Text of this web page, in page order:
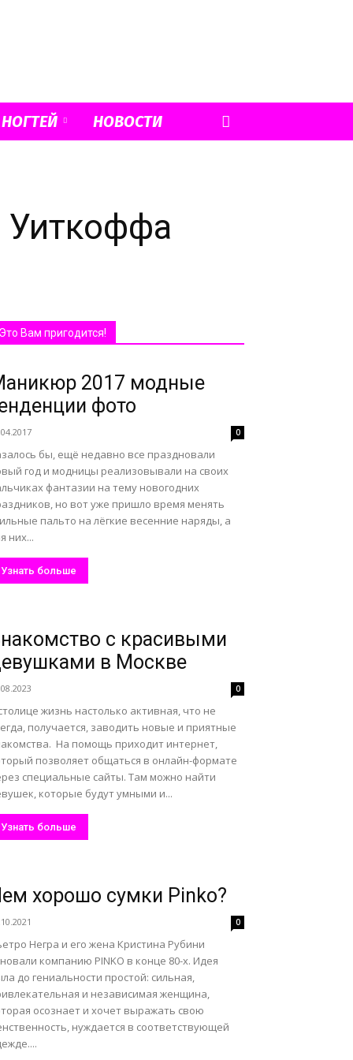
НОВОСТИ
Уиткоффа
Это Вам пригодится!
2017 модные
фото
0
бы, ещё недавно все праздновали
год и модницы реализовывали на своих
фантазии на тему новогодних
но вот уже пришло время менять
пальто на лёгкие весенние наряды, а
них...
Узнать больше
с красивыми
в Москве
0
жизнь настолько активная, что не
получается, заводить новые и приятные
На помощь приходит интернет,
позволяет общаться в онлайн-формате
специальные сайты. Там можно найти
которые будут умными и...
Узнать больше
хорошо сумки Pinko?
0
Негра и его жена Кристина Рубини
компанию PINKO в конце 80-х. Идея
до гениальности простой: сильная,
и независимая женщина,
осознает и хочет выражать свою
нуждается в соответствующей